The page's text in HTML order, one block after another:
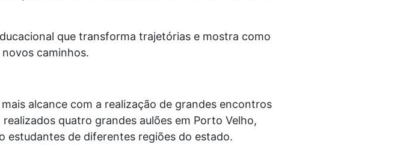
que transforma trajetórias e mostra como
caminhos.
alcance com a realização de grandes encontros
quatro grandes aulões em Porto Velho,
estudantes de diferentes regiões do estado.